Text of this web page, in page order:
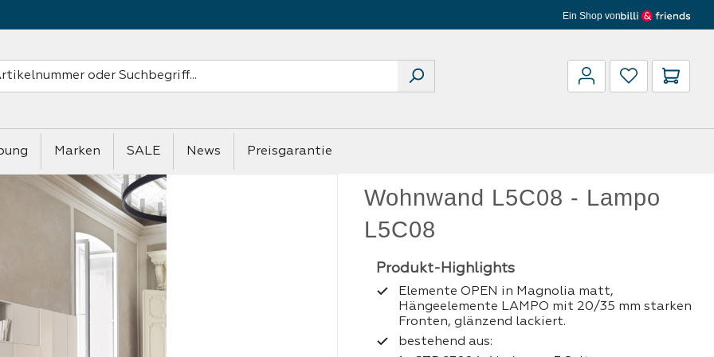
Ein Shop von
Marken SALE News Preisgarantie
Wohnwand L5C08 - Lampo
L5C08
Elemente OPEN in Magnolia matt,
Hängeelemente LAMPO mit 20/35 mm starken
Fronten, glänzend lackiert.
bestehend aus: